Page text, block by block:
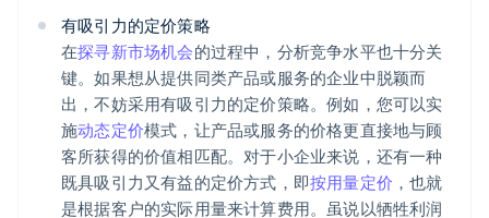
有吸引力的定价策略
在探寻新市场机会的过程中，分析竞争水平也十分关
键。如果想从提供同类产品或服务的企业中脱颖而
出，不妨采用有吸引力的定价策略。例如，您可以实
施动态定价模式，让产品或服务的价格更直接地与顾
客所获得的价值相匹配。对于小企业来说，还有一种
既具吸引力又有益的定价方式，即按用量定价 ，也就
是根据客户的实际用量来计算费用。虽说以牺牲利润